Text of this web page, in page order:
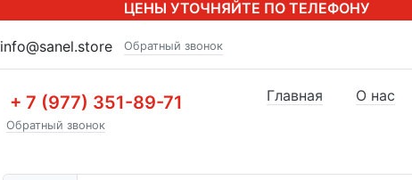
ЦЕНЫ УТОЧНЯЙТЕ ПО ТЕЛЕФОНУ
info@sanel.store Обратный звонок
+ 7 (977) 351-89-71
Обратный звонок
Главная О нас